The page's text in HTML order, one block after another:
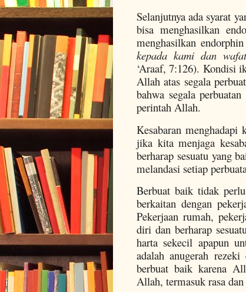
Selanjutnya ada syarat
bisa menghasilkan
menghasilkan
kepada kami dan
‘Araaf, 7:126). Kondisi
Allah atas segala
bahwa segala
perintah Allah.
Kesabaran
jika kita menjaga
berharap sesuatu yang
melandasi setiap
Berbuat baik tidak
berkaitan dengan
Pekerjaan rumah,
diri dan berharap
harta sekecil apapun
adalah anugerah
berbuat baik karena
Allah, termasuk rasa